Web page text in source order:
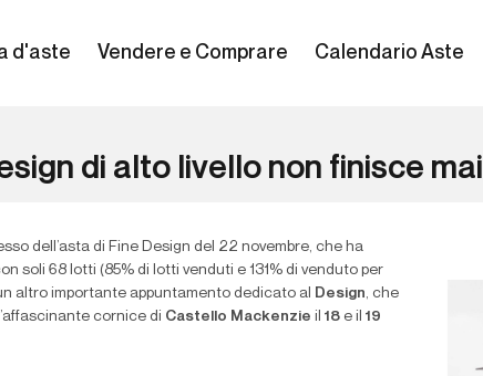
d'aste Vendere e Comprare Calendario Aste
di alto livello non finisce mai
dell’asta di Fine Design del 22 novembre, che ha
soli 68 lotti (85% di lotti venduti e 131% di venduto per
altro importante appuntamento dedicato al Design, che
cornice di Castello Mackenzie il 18 e il 19